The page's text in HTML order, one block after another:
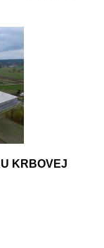
KRBOVEJ